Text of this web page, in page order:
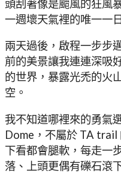
頭刮著像是颱風的狂風
一週壞天氣裡的唯一一
兩天過後，啟程一步步
前的美景讓我連連深吸
的世界，暴露光禿的火
空。
我不知道哪裡來的勇氣
Dome，不屬於 TA trail
下看都會腿軟，每走一
落、上頭更偶有礫石滾